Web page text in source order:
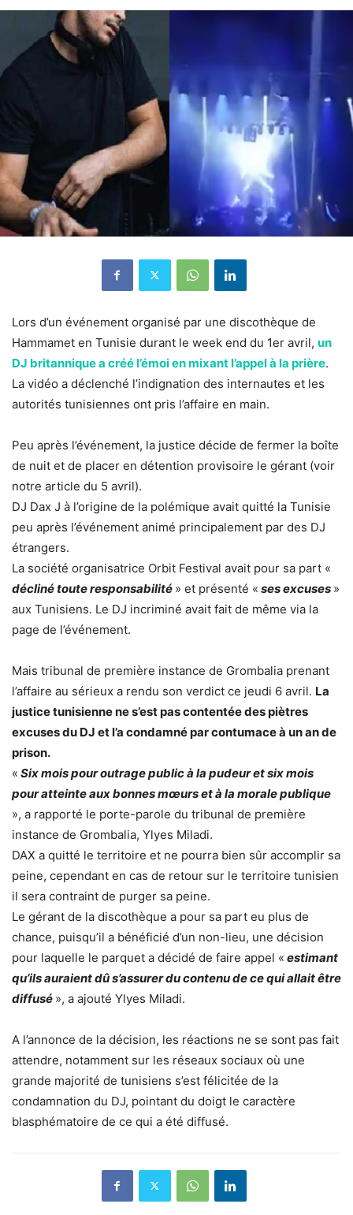
Lors d’un événement organisé par une discothèque de
Hammamet en Tunisie durant le week end du 1er avril, un
DJ britannique a créé l’émoi en mixant l’appel à la prière.
La vidéo a déclenché l’indignation des internautes et les
autorités tunisiennes ont pris l’affaire en main.
Peu après l’événement, la justice décide de fermer la boîte
de nuit et de placer en détention provisoire le gérant (voir
notre article du 5 avril).
DJ Dax J à l’origine de la polémique avait quitté la Tunisie
peu après l’événement animé principalement par des DJ
étrangers.
La société organisatrice Orbit Festival avait pour sa part «
décliné toute responsabilité » et présenté « ses excuses »
aux Tunisiens. Le DJ incriminé avait fait de même via la
page de l’événement.
Mais tribunal de première instance de Grombalia prenant
l’affaire au sérieux a rendu son verdict ce jeudi 6 avril. La
justice tunisienne ne s’est pas contentée des piètres
excuses du DJ et l’a condamné par contumace à un an de
prison.
« Six mois pour outrage public à la pudeur et six mois
pour atteinte aux bonnes mœurs et à la morale publique
», a rapporté le porte-parole du tribunal de première
instance de Grombalia, Ylyes Miladi.
DAX a quitté le territoire et ne pourra bien sûr accomplir sa
peine, cependant en cas de retour sur le territoire tunisien
il sera contraint de purger sa peine.
Le gérant de la discothèque a pour sa part eu plus de
chance, puisqu’il a bénéficié d’un non-lieu, une décision
pour laquelle le parquet a décidé de faire appel « estimant
qu’ils auraient dû s’assurer du contenu de ce qui allait être
diffusé », a ajouté Ylyes Miladi.
A l’annonce de la décision, les réactions ne se sont pas fait
attendre, notamment sur les réseaux sociaux où une
grande majorité de tunisiens s’est félicitée de la
condamnation du DJ, pointant du doigt le caractère
blasphématoire de ce qui a été diffusé.